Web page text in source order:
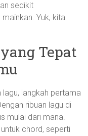
sedikit
Yuk, kita
Tepat
langkah pertama
ribuan lagu di
mulai dari mana.
chord, seperti